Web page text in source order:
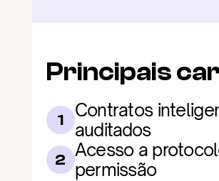
Principais
1
Contratos
auditados
2 Acesso a
permissão